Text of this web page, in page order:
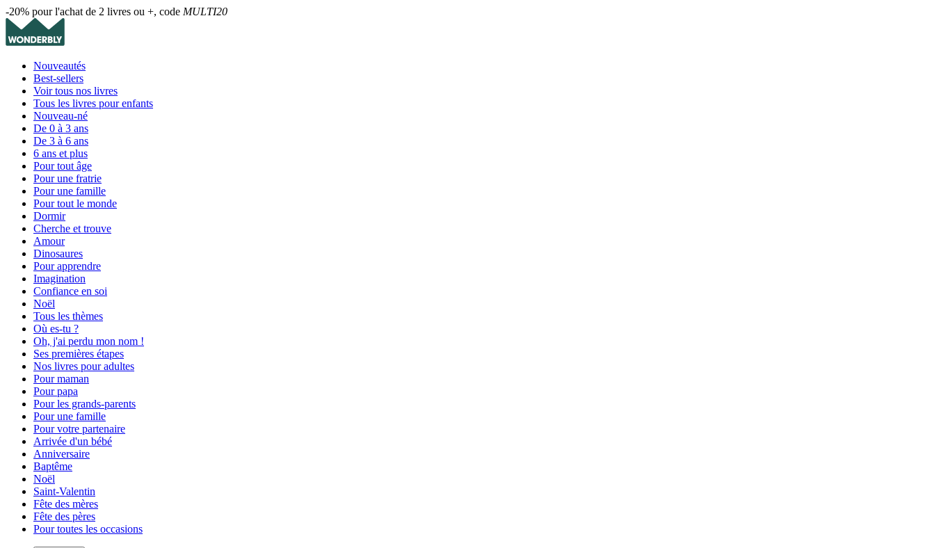
-20% pour l'achat de 2 livres ou +, code MULTI20
Nouveautés
Best-sellers
Voir tous nos livres
Tous les livres pour enfants
Nouveau-né
De 0 à 3 ans
De 3 à 6 ans
6 ans et plus
Pour tout âge
Pour une fratrie
Pour une famille
Pour tout le monde
Dormir
Cherche et trouve
Amour
Dinosaures
Pour apprendre
Imagination
Confiance en soi
Noël
Tous les thèmes
Où es-tu ?
Oh, j'ai perdu mon nom !
Ses premières étapes
Nos livres pour adultes
Pour maman
Pour papa
Pour les grands-parents
Pour une famille
Pour votre partenaire
Arrivée d'un bébé
Anniversaire
Baptême
Noël
Saint-Valentin
Fête des mères
Fête des pères
Pour toutes les occasions